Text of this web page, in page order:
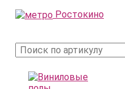
Ростокино